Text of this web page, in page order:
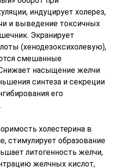
индуцирует холерез,
и выведение токсичных
Экранирует
(хенодезоксихолевую),
смешанные
насыщение желчи
синтеза и секреции
его
холестерина в
стимулирует образование
литогенность желчи,
желчных кислот,